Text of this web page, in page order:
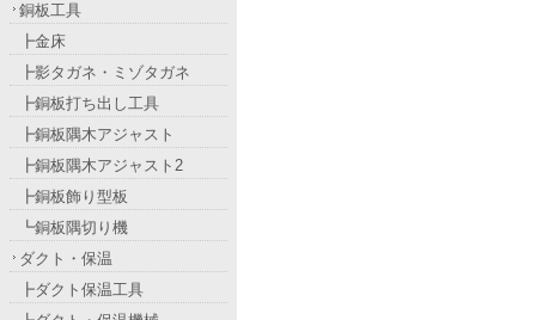
銅板工具
┣金床
┣影タガネ・ミゾタガネ
┣銅板打ち出し工具
┣銅板隅木アジャスト
┣銅板隅木アジャスト2
┣銅板飾り型板
┗銅板隅切り機
ダクト・保温
┣ダクト保温工具